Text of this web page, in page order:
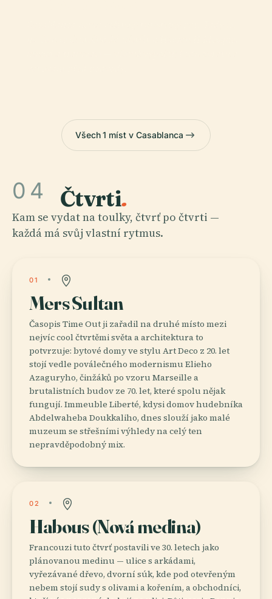
Všech 1 míst v Casablanca
04 Čtvrti.
Kam se vydat na toulky, čtvrť po čtvrti —
každá má svůj vlastní rytmus.
01
Mers Sultan
Časopis Time Out ji zařadil na druhé místo mezi
nejvíc cool čtvrtěmi světa a architektura to
potvrzuje: bytové domy ve stylu Art Deco z 20. let
stojí vedle poválečného modernismu Elieho
Azaguryho, činžáků po vzoru Marseille a
brutalistních budov ze 70. let, které spolu nějak
fungují. Immeuble Liberté, kdysi domov hudebníka
Abdelwaheba Doukkaliho, dnes slouží jako malé
muzeum se střešními výhledy na celý ten
nepravděpodobný mix.
02
Habous (Nová medina)
Francouzi tuto čtvrť postavili ve 30. letech jako
plánovanou medinu — ulice s arkádami,
vyřezávané dřevo, dvorní súk, kde pod otevřeným
nebem stojí sudy s olivami a kořením, a obchodníci,